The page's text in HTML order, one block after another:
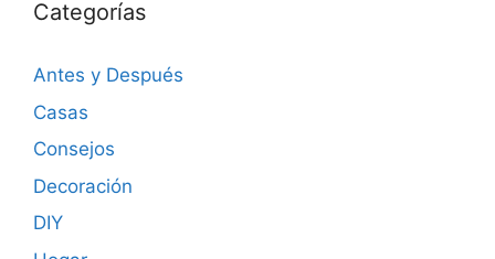
Categorías
Antes y Después
Casas
Consejos
Decoración
DIY